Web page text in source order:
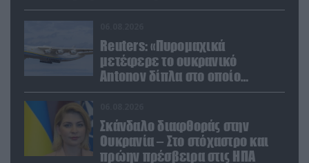
Reuters: «Πυρομαχικά
μετέφερε το ουκρανικό
Antonov δίπλα στο οποίο
βρέθηκε το drone στη Λειψία»
Σκάνδαλο διαφθοράς στην
Ουκρανία – Στο στόχαστρο και
πρώην πρέσβειρα στις ΗΠΑ